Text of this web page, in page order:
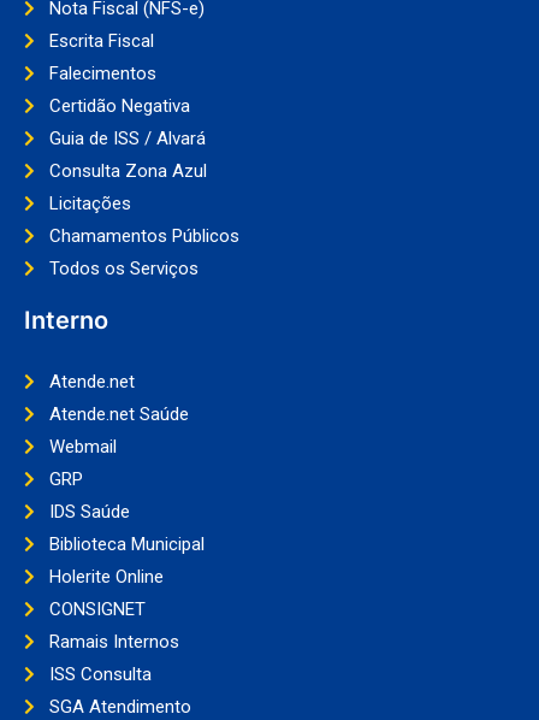
Nota Fiscal (NFS-e)
Escrita Fiscal
Falecimentos
Certidão Negativa
Guia de ISS / Alvará
Consulta Zona Azul
Licitações
Chamamentos Públicos
Todos os Serviços
Interno
Atende.net
Atende.net Saúde
Webmail
GRP
IDS Saúde
Biblioteca Municipal
Holerite Online
CONSIGNET
Ramais Internos
ISS Consulta
SGA Atendimento